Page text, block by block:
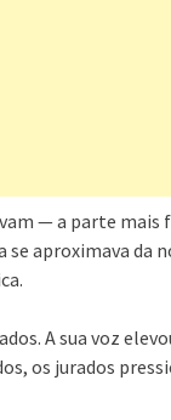
— a parte mais
aproximava da
A sua voz
os jurados